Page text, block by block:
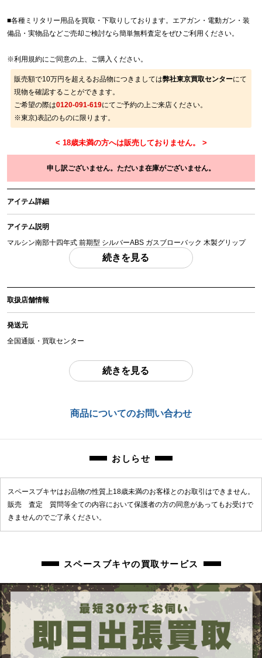
■各種ミリタリー用品を買取・下取りしております。エアガン・電動ガン・装
備品・実物品などご売却ご検討なら簡単無料査定をぜひご利用ください。
※利用規約にご同意の上、ご購入ください。
販売額で10万円を超えるお品物につきましては弊社東京買取センターにて
現物を確認することができます。
ご希望の際は0120-091-619にてご予約の上ご来店ください。
※東京)表記のものに限ります。
申し訳ございません。ただいま在庫がございません。
アイテム詳細
アイテム説明
マルシン南部十四年式 前期型 シルバーABS ガスブローバック 木製グリップ
「付属品」・・・ 写真に写っているものが全てです。 （撮影、運搬備品は除
アイテム状態
中古：A（使用感の少ない美品）
確認済みです(0.2gBBにて計測 約0.47J 68.96m/s)。撃ち終わりにしっかりとボ
ルトストップがかかります。マガジンにガス漏れは見られません。中古品とな
お品物についてのご注意 を必ずお読み頂き、ご同意の上でご購入下さい
続きを見る
取扱店舗情報
発送元
全国通販・買取センター
東京都江戸川区中葛西6-10-14 2F
続きを見る
商品についてのお問い合わせ
おしらせ
スペースブキヤはお品物の性質上18歳未満のお客様とのお取引はできません。
販売 査定 質問等全ての内容において保護者の方の同意があってもお受けで
きませんのでご了承ください。
スペースブキヤの買取サービス